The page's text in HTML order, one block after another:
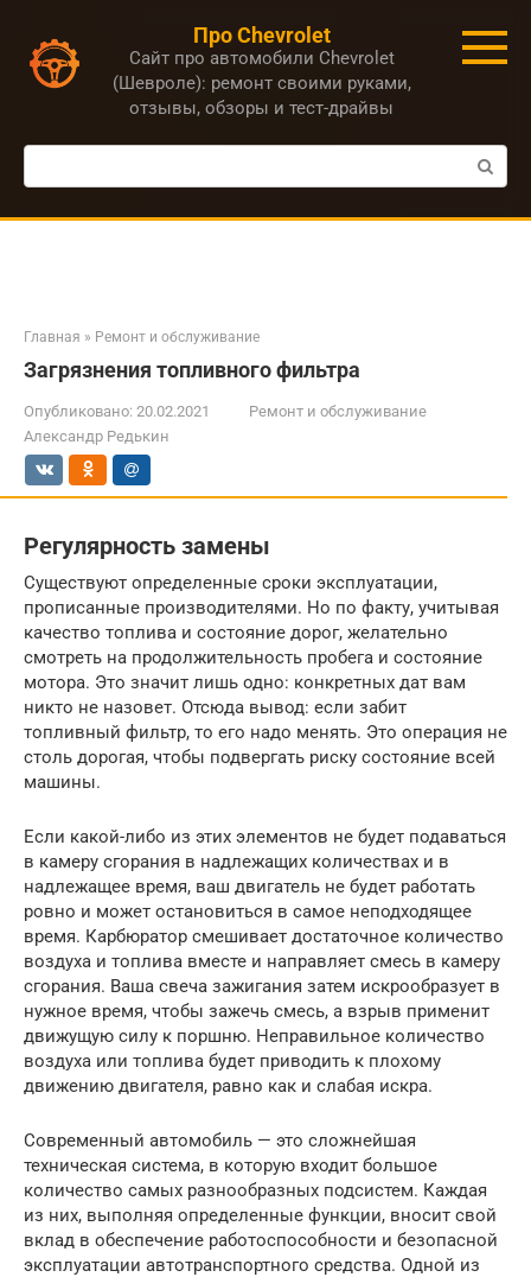
контенту
Про Chevrolet
Сайт про автомобили Chevrolet
(Шевроле): ремонт своими руками,
отзывы, обзоры и тест-драйвы
Поиск:
Главная » Ремонт и обслуживание
Загрязнения топливного фильтра
Опубликовано: 20.02.2021
Ремонт и обслуживание
Александр Редькин
Регулярность замены
Существуют определенные сроки эксплуатации,
прописанные производителями. Но по факту, учитывая
качество топлива и состояние дорог, желательно
смотреть на продолжительность пробега и состояние
мотора. Это значит лишь одно: конкретных дат вам
никто не назовет. Отсюда вывод: если забит
топливный фильтр, то его надо менять. Это операция не
столь дорогая, чтобы подвергать риску состояние всей
машины.
Если какой-либо из этих элементов не будет подаваться
в камеру сгорания в надлежащих количествах и в
надлежащее время, ваш двигатель не будет работать
ровно и может остановиться в самое неподходящее
время. Карбюратор смешивает достаточное количество
воздуха и топлива вместе и направляет смесь в камеру
сгорания. Ваша свеча зажигания затем искрообразует в
нужное время, чтобы зажечь смесь, а взрыв применит
движущую силу к поршню. Неправильное количество
воздуха или топлива будет приводить к плохому
движению двигателя, равно как и слабая искра.
Современный автомобиль — это сложнейшая
техническая система, в которую входит большое
количество самых разнообразных подсистем. Каждая
из них, выполняя определенные функции, вносит свой
вклад в обеспечение работоспособности и безопасной
эксплуатации автотранспортного средства. Одной из